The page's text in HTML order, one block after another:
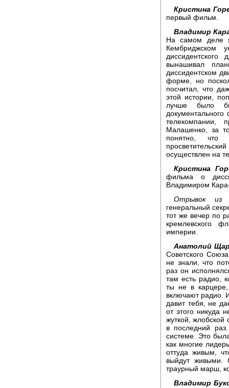
Кристина
первый фильм.
Владимир
На самом деле
Кембриджском
вынашивал
диссидентском
форме, но
посчитал, что
этой истории,
лучше было
телекомпании,
Малашенко, за
понятно, что
осуществлен на
Кристина
фильма о
Владимиром
Отрывок из
генеральный
тот же вечер по
кремлевского
империи.
Анатолий
Советского
не знали, что
раз он
там есть радио,
ты не в
включают радио.
давит тебя, не
от этого никуда
жуткой, жлобской
в последний
системе. Это
как многие
оттуда живым,
выйдут живыми.
траурный марш,
Владимир